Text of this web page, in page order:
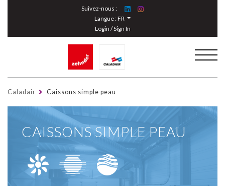
Suivez-nous :
Langue :FR
Login / Sign In
Caladair Caissons simple peau
CAISSONS SIMPLE PEAU
Cookies management panel